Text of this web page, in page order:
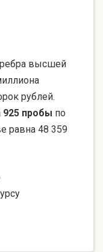
высшей
рублей.
925 пробы по
равна 48 359